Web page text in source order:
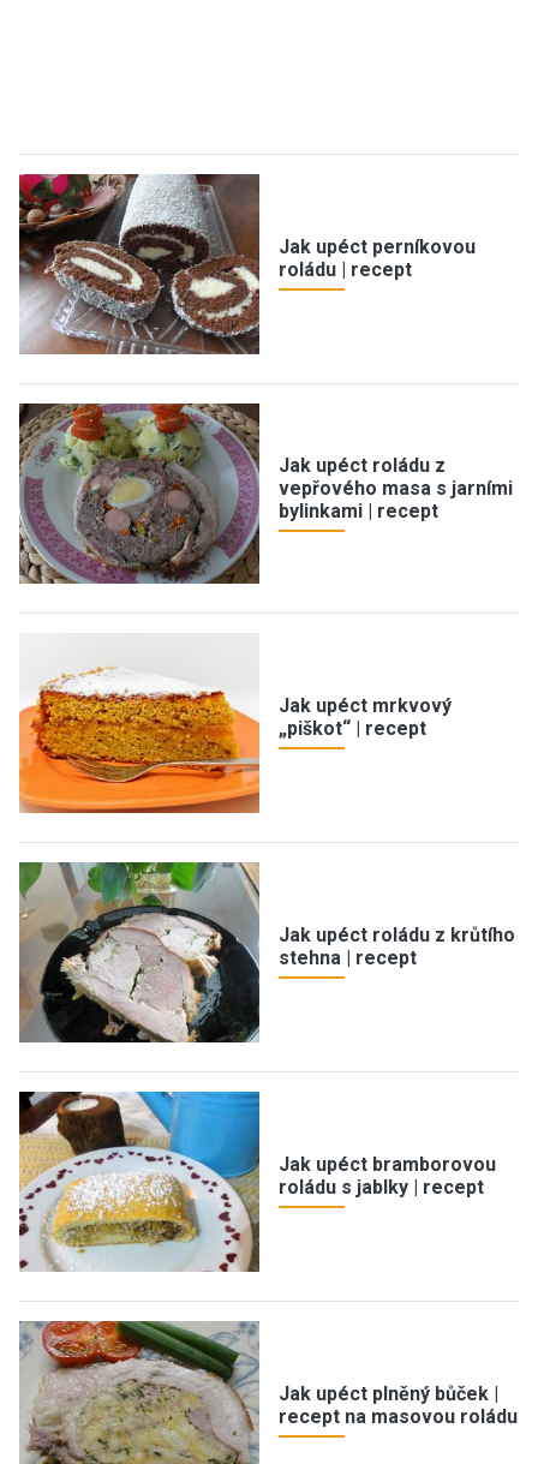
Jak upéct perníkovou
roládu | recept
Jak upéct roládu z
vepřového masa s jarními
bylinkami | recept
Jak upéct mrkvový
„piškot“ | recept
Jak upéct roládu z krůtího
stehna | recept
Jak upéct bramborovou
roládu s jablky | recept
Jak upéct plněný bůček |
recept na masovou roládu